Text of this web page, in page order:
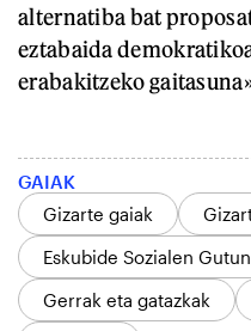
alternatiba bat
eztabaida
erabakitzeko
GAIAK
Gizarte gaiak
Eskubide Sozialen
Gerrak eta gatazkak